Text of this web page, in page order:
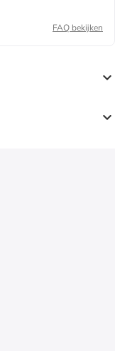
FAQ bekijken